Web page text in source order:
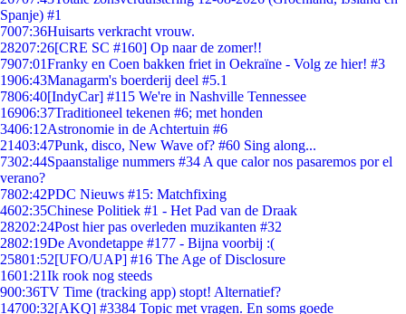
Spanje) #1
7007:36Huisarts verkracht vrouw.
28207:26[CRE SC #160] Op naar de zomer!!
7907:01Franky en Coen bakken friet in Oekraïne - Volg ze hier! #3
1906:43Managarm's boerderij deel #5.1
7806:40[IndyCar] #115 We're in Nashville Tennessee
16906:37Traditioneel tekenen #6; met honden
3406:12Astronomie in de Achtertuin #6
21403:47Punk, disco, New Wave of? #60 Sing along...
7302:44Spaanstalige nummers #34 A que calor nos pasaremos por el
verano?
7802:42PDC Nieuws #15: Matchfixing
4602:35Chinese Politiek #1 - Het Pad van de Draak
28202:24Post hier pas overleden muzikanten #32
2802:19De Avondetappe #177 - Bijna voorbij :(
25801:52[UFO/UAP] #16 The Age of Disclosure
1601:21Ik rook nog steeds
900:36TV Time (tracking app) stopt! Alternatief?
14700:32[AKQ] #3384 Topic met vragen. En soms goede